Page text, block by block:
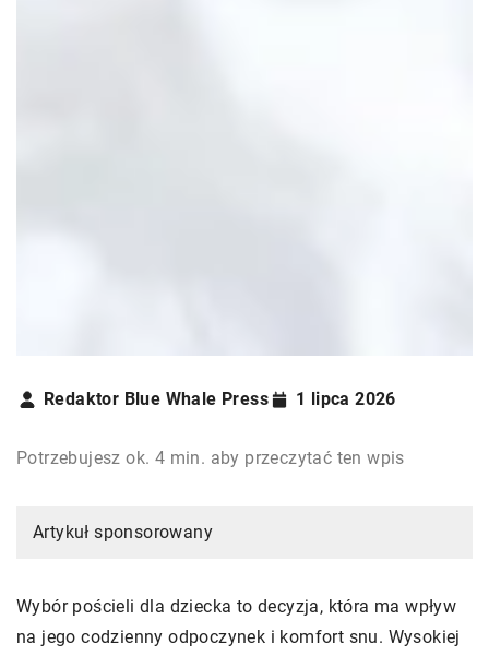
Redaktor Blue Whale Press 1 lipca 2026
Potrzebujesz ok. 4 min. aby przeczytać ten wpis
Artykuł sponsorowany
Wybór pościeli dla dziecka to decyzja, która ma wpływ
na jego codzienny odpoczynek i komfort snu. Wysokiej